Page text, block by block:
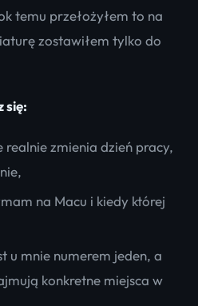
temu przełożyłem to na
zostawiłem tylko do
się:
zmienia dzień pracy,
na Macu i kiedy której
u mnie numerem jeden, a
konkretne miejsca w